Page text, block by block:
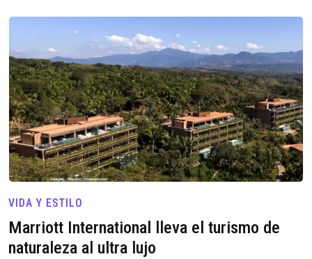
VIDA Y ESTILO
Marriott International lleva el turismo de
naturaleza al ultra lujo